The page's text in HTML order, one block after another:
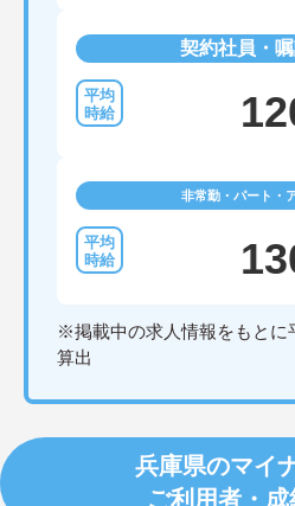
契約社員・
非常勤・パート・
※掲載中の求人情報をもとに
算出
兵庫県のマイ
ご利用者・